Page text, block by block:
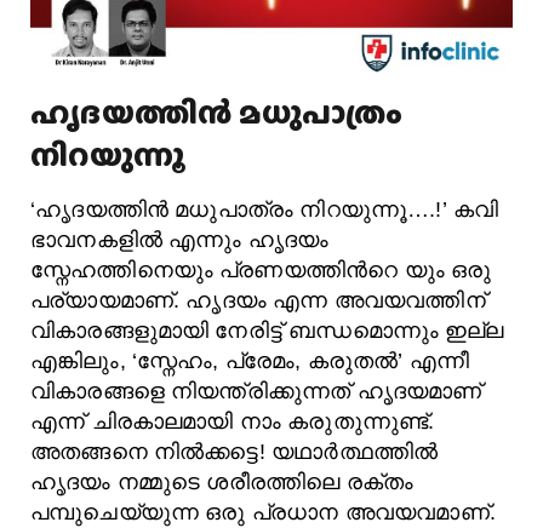
ഹൃദയത്തിൻ മധുപാത്രം
നിറയുന്നൂ
‘ഹൃദയത്തിൻ മധുപാത്രം നിറയുന്നൂ….!’ കവി
ഭാവനകളിൽ എന്നും ഹൃദയം
സ്നേഹത്തിനെയും പ്രണയത്തിൻറെ യും ഒരു
പര്യായമാണ്. ഹൃദയം എന്ന അവയവത്തിന്
വികാരങ്ങളുമായി നേരിട്ട് ബന്ധമൊന്നും ഇല്ല
എങ്കിലും, ‘സ്നേഹം, പ്രേമം, കരുതൽ’ എന്നീ
വികാരങ്ങളെ നിയന്ത്രിക്കുന്നത് ഹൃദയമാണ്
എന്ന് ചിരകാലമായി നാം കരുതുന്നുണ്ട്.
അതങ്ങനെ നിൽക്കട്ടെ! യഥാർത്ഥത്തിൽ
ഹൃദയം നമ്മുടെ ശരീരത്തിലെ രക്തം
പമ്പുചെയ്യുന്ന ഒരു പ്രധാന അവയവമാണ്.